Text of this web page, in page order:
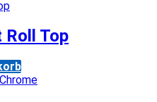
Roll Top